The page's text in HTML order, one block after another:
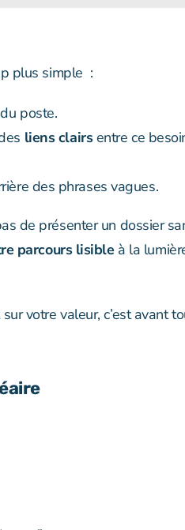
plus simple :
du poste.
liens clairsentre ce
des phrases vagues.
de présenter un dossier
parcours lisibleà la
votre valeur, c’est avant